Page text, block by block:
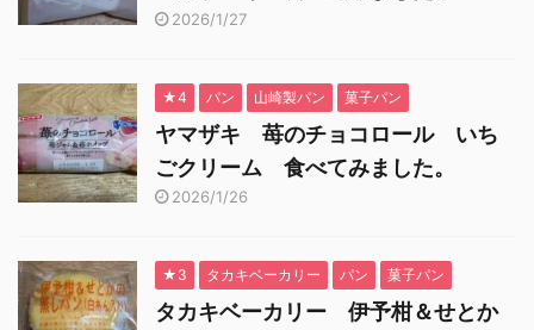
2026/1/27
★4 パン 山崎製パン 菓子パン
ヤマザキ 苺のチョコロール いち
ごクリーム 食べてみました。
2026/1/26
★3 タカキベーカリー パン 菓子パン
タカキベーカリー 伊予柑＆せとか